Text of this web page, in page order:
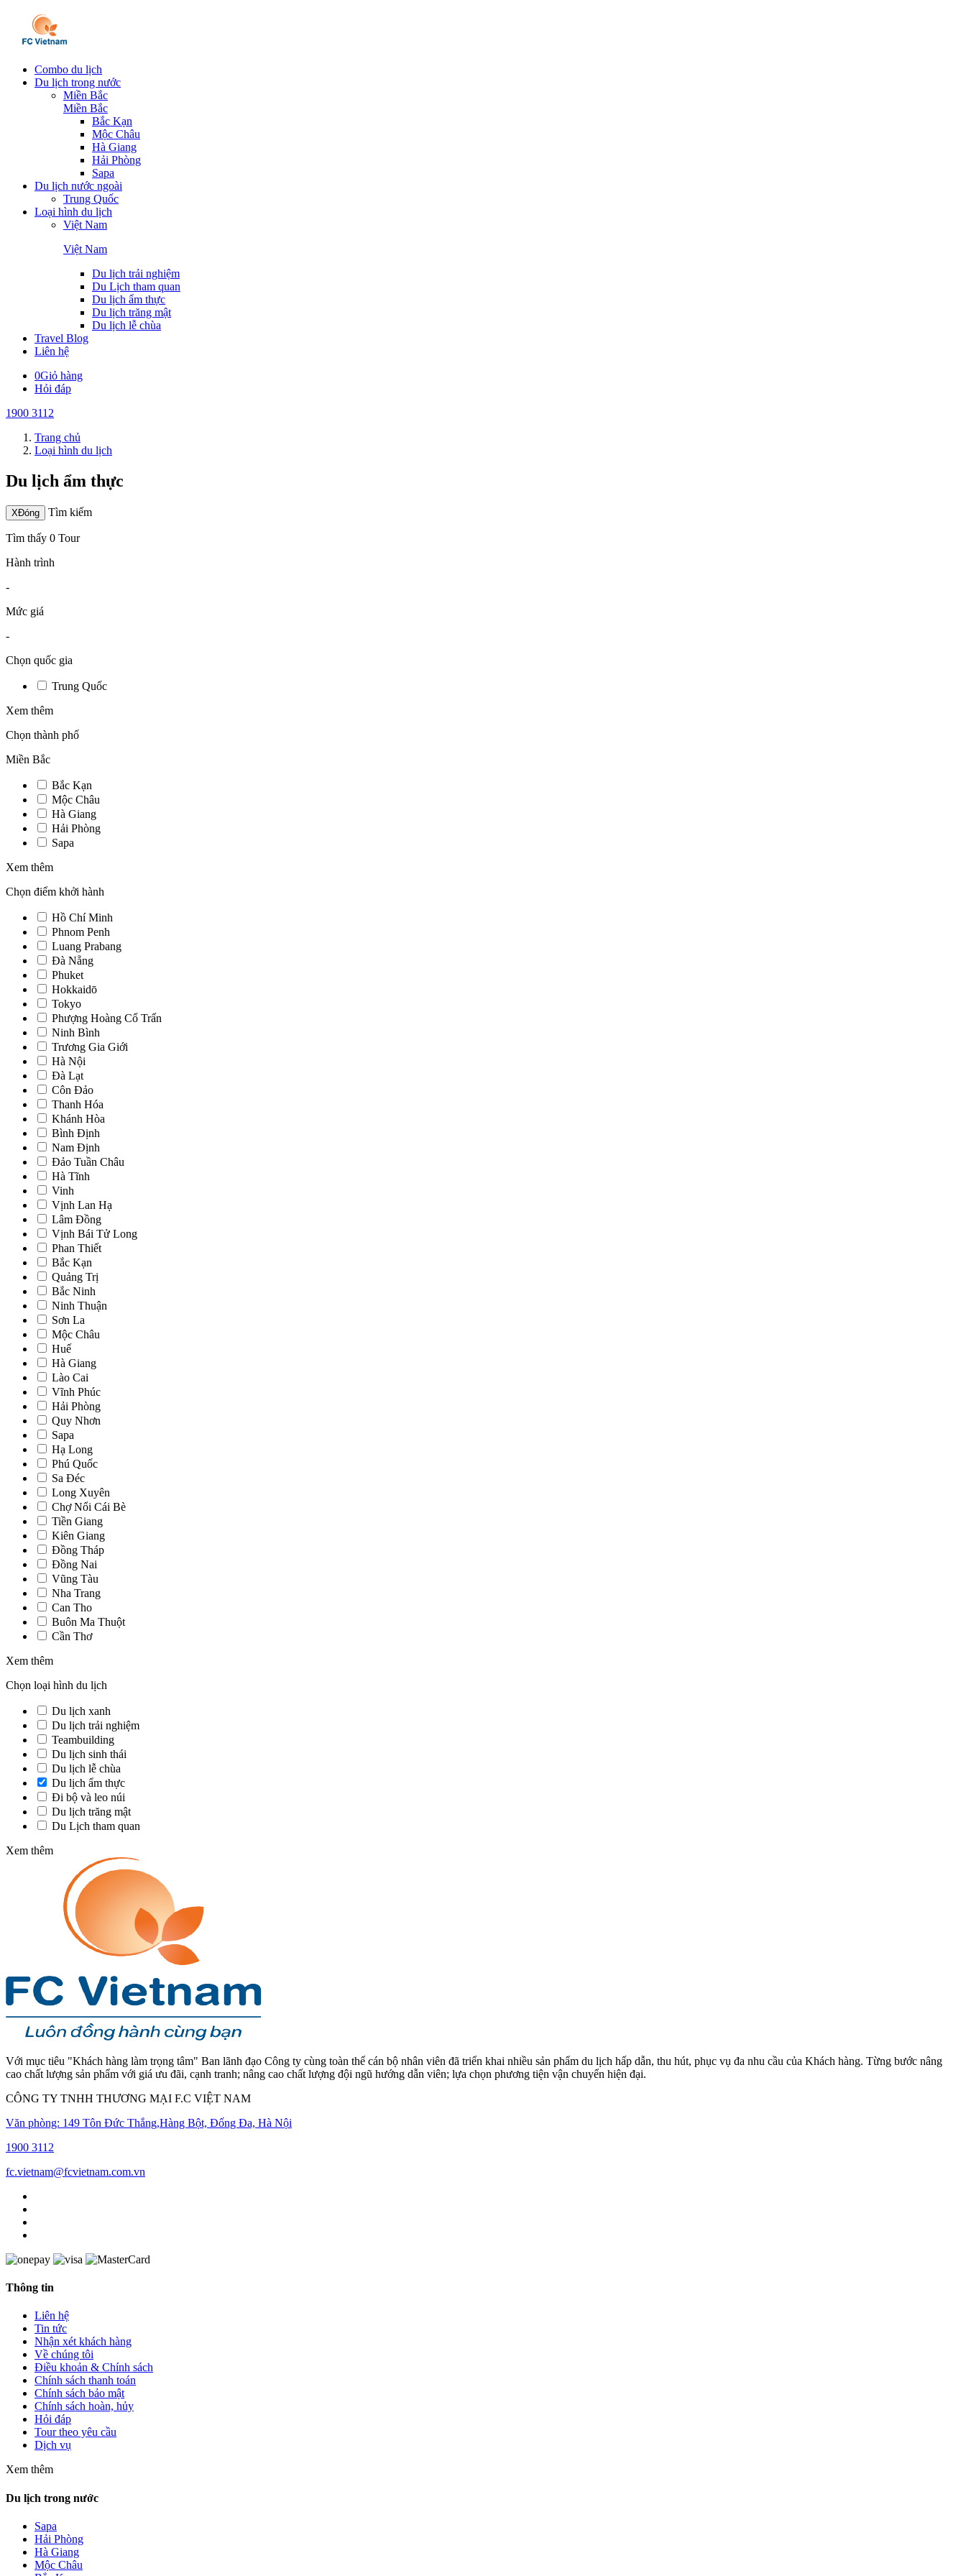
Combo du lịch
Du lịch trong nước
Miền Bắc
Miền Bắc
Bắc Kạn
Mộc Châu
Hà Giang
Hải Phòng
Sapa
Du lịch nước ngoài
Trung Quốc
Loại hình du lịch
Việt Nam
Việt Nam
Du lịch trải nghiệm
Du Lịch tham quan
Du lịch ẩm thực
Du lịch trăng mật
Du lịch lễ chùa
Travel Blog
Liên hệ
0Giỏ hàng
Hỏi đáp
1900 3112
Trang chủ
Loại hình du lịch
Du lịch ẩm thực
XĐóng Tìm kiếm
Tìm thấy 0 Tour
Hành trình
-
Mức giá
-
Chọn quốc gia
Trung Quốc
Xem thêm
Chọn thành phố
Miền Bắc
Bắc Kạn
Mộc Châu
Hà Giang
Hải Phòng
Sapa
Xem thêm
Chọn điểm khởi hành
Hồ Chí Minh
Phnom Penh
Luang Prabang
Đà Nẵng
Phuket
Hokkaidō
Tokyo
Phượng Hoàng Cổ Trấn
Ninh Bình
Trương Gia Giới
Hà Nội
Đà Lạt
Côn Đảo
Thanh Hóa
Khánh Hòa
Bình Định
Nam Định
Đảo Tuần Châu
Hà Tĩnh
Vinh
Vịnh Lan Hạ
Lâm Đồng
Vịnh Bái Tử Long
Phan Thiết
Bắc Kạn
Quảng Trị
Bắc Ninh
Ninh Thuận
Sơn La
Mộc Châu
Huế
Hà Giang
Lào Cai
Vĩnh Phúc
Hải Phòng
Quy Nhơn
Sapa
Hạ Long
Phú Quốc
Sa Đéc
Long Xuyên
Chợ Nổi Cái Bè
Tiền Giang
Kiên Giang
Đồng Tháp
Đồng Nai
Vũng Tàu
Nha Trang
Can Tho
Buôn Ma Thuột
Cần Thơ
Xem thêm
Chọn loại hình du lịch
Du lịch xanh
Du lịch trải nghiệm
Teambuilding
Du lịch sinh thái
Du lịch lễ chùa
Du lịch ẩm thực
Đi bộ và leo núi
Du lịch trăng mật
Du Lịch tham quan
Xem thêm
Với mục tiêu "Khách hàng làm trọng tâm" Ban lãnh đạo Công ty cùng toàn thể cán bộ nhân viên đã triển khai nhiều sản phẩm du lịch hấp dẫn, thu hút, phục vụ đa nhu cầu của Khách hàng. Từng bước nâng
cao chất lượng sản phẩm với giá ưu đãi, cạnh tranh; nâng cao chất lượng đội ngũ hướng dẫn viên; lựa chọn phương tiện vận chuyển hiện đại.
CÔNG TY TNHH THƯƠNG MẠI F.C VIỆT NAM
Văn phòng: 149 Tôn Đức Thắng,Hàng Bột, Đống Đa, Hà Nội
1900 3112
fc.vietnam@fcvietnam.com.vn
Thông tin
Liên hệ
Tin tức
Nhận xét khách hàng
Về chúng tôi
Điều khoản & Chính sách
Chính sách thanh toán
Chính sách bảo mật
Chính sách hoàn, hủy
Hỏi đáp
Tour theo yêu cầu
Dịch vụ
Xem thêm
Du lịch trong nước
Sapa
Hải Phòng
Hà Giang
Mộc Châu